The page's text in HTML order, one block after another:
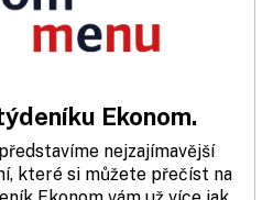
Ekonom.
nejzajímavější
které si můžete přečíst na